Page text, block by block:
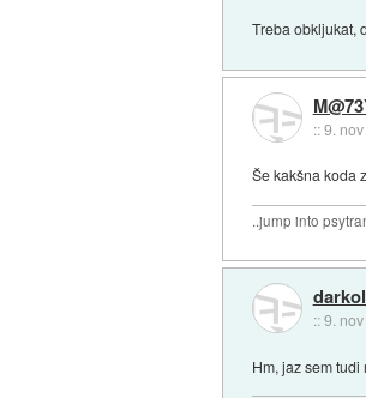
Treba obkljukat,
::9.
Še kakšna koda
..jump into
::9.
Hm, jaz sem